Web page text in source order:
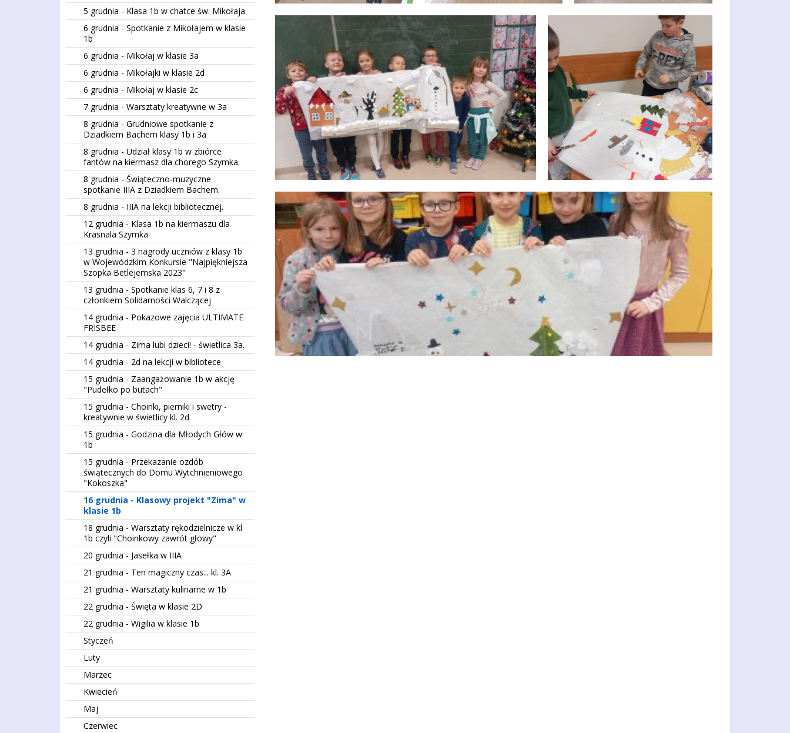
5 grudnia - Klasa 1b w chatce św. Mikołaja
6 grudnia - Spotkanie z Mikołajem w klasie
1b
6 grudnia - Mikołaj w klasie 3a
6 grudnia - Mikołajki w klasie 2d
6 grudnia - Mikołaj w klasie 2c
7 grudnia - Warsztaty kreatywne w 3a
8 grudnia - Grudniowe spotkanie z
Dziadkiem Bachem klasy 1b i 3a
8 grudnia - Udział klasy 1b w zbiórce
fantów na kiermasz dla chorego Szymka.
8 grudnia - Świąteczno-muzyczne
spotkanie IIIA z Dziadkiem Bachem.
8 grudnia - IIIA na lekcji bibliotecznej.
12 grudnia - Klasa 1b na kiermaszu dla
Krasnala Szymka
13 grudnia - 3 nagrody uczniów z klasy 1b
w Wojewódzkim Konkursie "Najpiękniejsza
Szopka Betlejemska 2023"
13 grudnia - Spotkanie klas 6, 7 i 8 z
członkiem Solidarności Walczącej
14 grudnia - Pokazowe zajęcia ULTIMATE
FRISBEE
14 grudnia - Zima lubi dzieci! - świetlica 3a.
14 grudnia - 2d na lekcji w bibliotece
15 grudnia - Zaangażowanie 1b w akcję
"Pudełko po butach"
15 grudnia - Choinki, pierniki i swetry -
kreatywnie w świetlicy kl. 2d
15 grudnia - Godzina dla Młodych Głów w
1b
15 grudnia - Przekazanie ozdób
świątecznych do Domu Wytchnieniowego
"Kokoszka"
16 grudnia - Klasowy projekt "Zima" w
klasie 1b
18 grudnia - Warsztaty rękodzielnicze w kl
1b czyli "Choinkowy zawrót głowy"
20 grudnia - Jasełka w IIIA
21 grudnia - Ten magiczny czas... kl. 3A
21 grudnia - Warsztaty kulinarne w 1b
22 grudnia - Święta w klasie 2D
22 grudnia - Wigilia w klasie 1b
Styczeń
Luty
Marzec
Kwiecień
Maj
Czerwiec